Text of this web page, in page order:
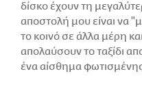
δίσκο έχουν τη
αποστολή μου είναι να
το κοινό σε άλλα μέρη
απολαύσουν το ταξίδι
ένα αίσθημα φωτισμένης